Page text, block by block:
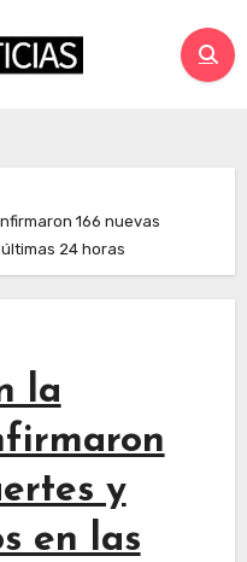
166 nuevas
24 horas
la
y
en las